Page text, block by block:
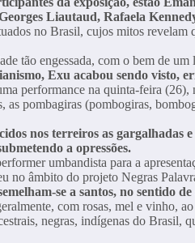
Liautaud, Rafaela
no Brasil, cujos mitos revelam
tão engessada, com o bem de
Exu acabou sendo visto,
performance na quinta-feira (26),
as pombagiras (pombogiras,
nos terreiros as
a opressões.
umbandista para a
no âmbito do projeto Negras
se a santos, no sentido
com rosas, mel e vinho,
negras, indígenas do Brasil,